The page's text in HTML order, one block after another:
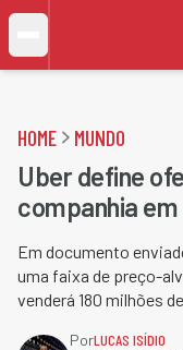
HOME MUNDO
Uber define
companhia em
Em documento
uma faixa de preço-
venderá 180 milhões
PorLUCAS ISÍDIO